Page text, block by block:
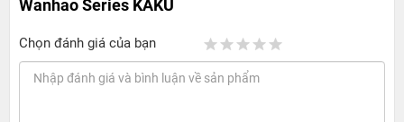
Wanhao Series KAKU
Chọn đánh giá của bạn